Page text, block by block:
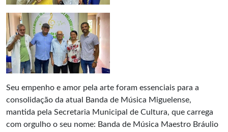
Seu empenho e amor pela arte foram essenciais para a
consolidação da atual Banda de Música Miguelense,
mantida pela Secretaria Municipal de Cultura, que carrega
com orgulho o seu nome: Banda de Música Maestro Bráulio